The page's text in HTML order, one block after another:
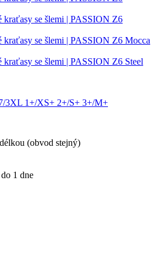
3XL 1+/XS+ 2+/S+ 3+/M+
(obvod stejný)
1 dne